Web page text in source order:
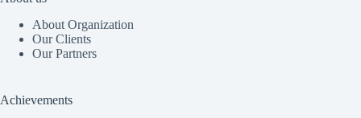
About Organization
Our Clients
Our Partners
Achievements